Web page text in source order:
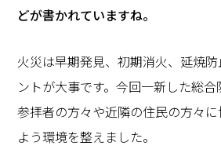
どが書かれていますね。
火災は早期発見、初期消火、延焼
ントが大事です。今回一新した総合
参拝者の方々や近隣の住民の方々
よう環境を整えました。